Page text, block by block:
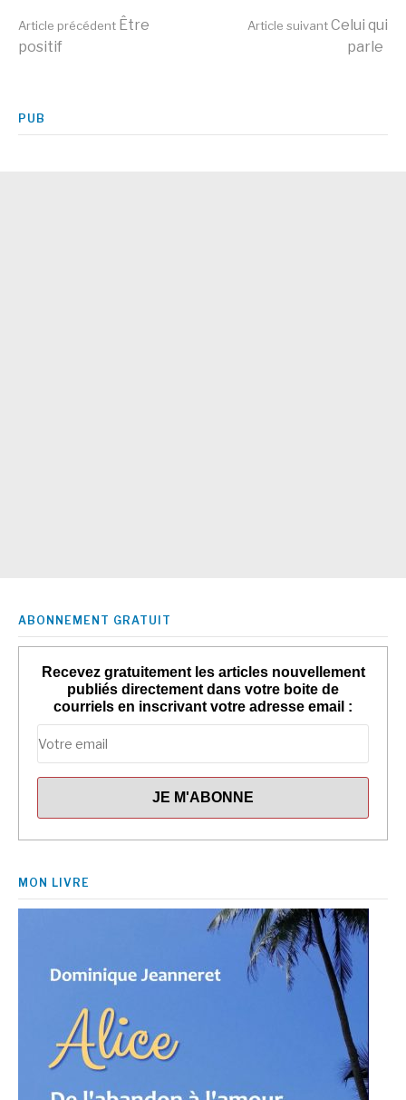
Lire
la
Article précédent Être
positif
Article suivantCelui qui
parle
PUB
ABONNEMENT GRATUIT
Recevez gratuitement les articles nouvellement
publiés directement dans votre boite de
courriels en inscrivant votre adresse email :
MON LIVRE